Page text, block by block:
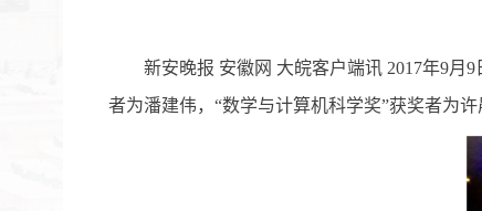
新安晚报 安徽网 大皖客户端讯 2017年9月9
者为潘建伟，“数学与计算机科学奖”获奖者为